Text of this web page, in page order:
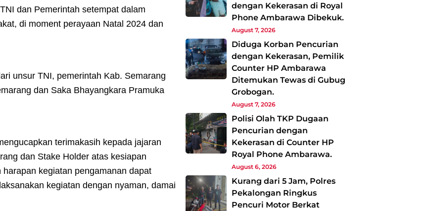
dan Pemerintah setempat dalam
di moment perayaan Natal 2024 dan
unsur TNI, pemerintah Kab. Semarang
dan Saka Bhayangkara Pramuka
terimakasih kepada jajaran
dan Stake Holder atas kesiapan
kegiatan pengamanan dapat
kegiatan dengan nyaman, damai
dengan Kekerasan di Royal
Phone Ambarawa Dibekuk.
August 7, 2026
Diduga Korban Pencurian
dengan Kekerasan, Pemilik
Counter HP Ambarawa
Ditemukan Tewas di Gubug
Grobogan.
August 7, 2026
Polisi Olah TKP Dugaan
Pencurian dengan
Kekerasan di Counter HP
Royal Phone Ambarawa.
August 6, 2026
Kurang dari 5 Jam, Polres
Pekalongan Ringkus
Pencuri Motor Berkat